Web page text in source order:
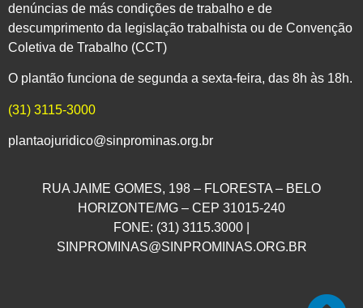
denúncias de más condições de trabalho e de
descumprimento da legislação trabalhista ou de Convenção
Coletiva de Trabalho (CCT)
O plantão funciona de segunda a sexta-feira, das 8h às 18h.
(31) 3115-3000
plantaojuridico@sinprominas.org.br
RUA JAIME GOMES, 198 – FLORESTA – BELO
HORIZONTE/MG – CEP 31015-240
FONE: (31) 3115.3000 |
SINPROMINAS@SINPROMINAS.ORG.BR